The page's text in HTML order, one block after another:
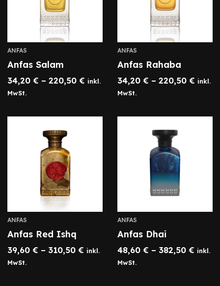
ANFAS
Anfas Salam
34,20 € – 220,50 € inkl.
MwSt.
ANFAS
Anfas Rahaba
34,20 € – 220,50 € inkl.
MwSt.
ANFAS
Anfas Red Ishq
39,60 € – 310,50 € inkl.
MwSt.
ANFAS
Anfas Dhai
48,60 € – 382,50 € inkl.
MwSt.